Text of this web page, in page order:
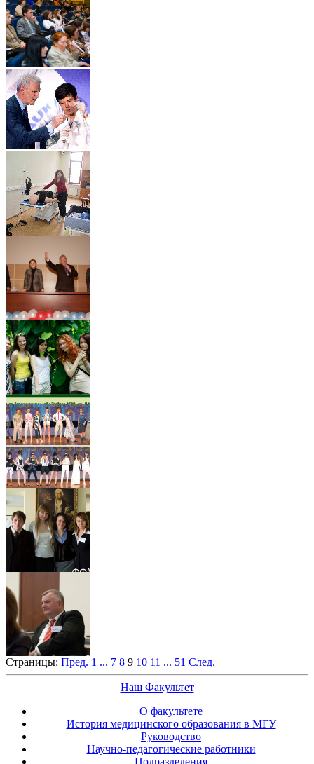
Страницы: Пред. 1 ... 7 8 9 10 11 ... 51 След.
Наш Факультет
О факультете
История медицинского образования в МГУ
Руководство
Научно-педагогические работники
Подразделения